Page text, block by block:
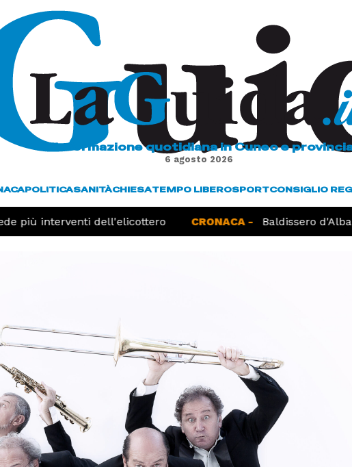
L'informazione quotidiana in Cuneo e
6 agosto 2026
POLITICASANITÀCHIESATEMPO LIBEROSPORTCONSIGLIO
più interventi dell'elicottero CRONACA - Baldissero d'Alba,